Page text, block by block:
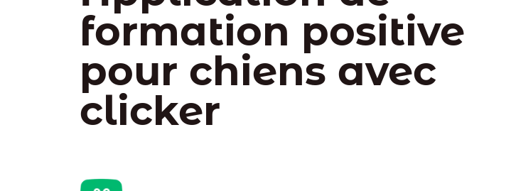
formation positive
pour chiens avec
clicker